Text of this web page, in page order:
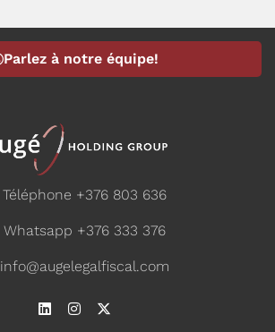
Parlez à notre équipe!
Téléphone +376 803 636
Whatsapp +376 333 376
info@augelegalfiscal.com